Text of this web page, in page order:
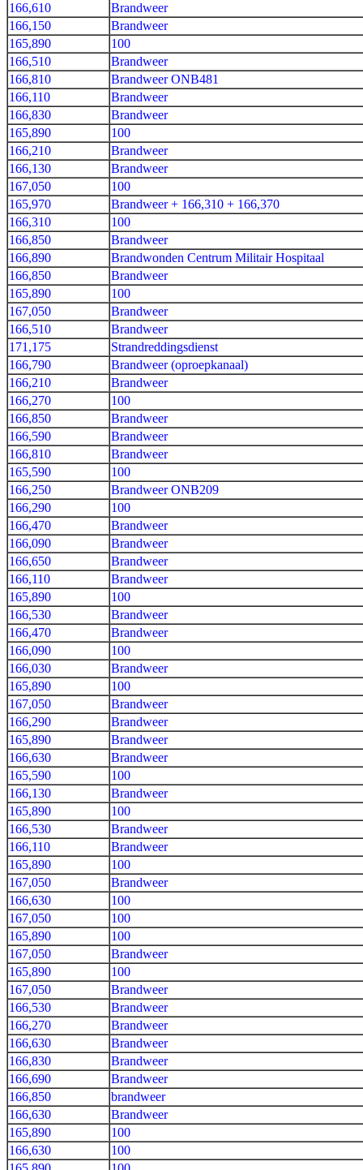
166,610
Brandweer
166,150
Brandweer
165,890
100
166,510
Brandweer
166,810
Brandweer ONB481
166,110
Brandweer
166,830
Brandweer
165,890
100
166,210
Brandweer
166,130
Brandweer
167,050
100
165,970
Brandweer + 166,310 + 166,370
166,310
100
166,850
Brandweer
166,890
Brandwonden Centrum Militair Hospitaal
166,850
Brandweer
165,890
100
167,050
Brandweer
166,510
Brandweer
171,175
Strandreddingsdienst
166,790
Brandweer (oproepkanaal)
166,210
Brandweer
166,270
100
166,850
Brandweer
166,590
Brandweer
166,810
Brandweer
165,590
100
166,250
Brandweer ONB209
166,290
100
166,470
Brandweer
166,090
Brandweer
166,650
Brandweer
166,110
Brandweer
165,890
100
166,530
Brandweer
166,470
Brandweer
166,090
100
166,030
Brandweer
165,890
100
167,050
Brandweer
166,290
Brandweer
165,890
Brandweer
166,630
Brandweer
165,590
100
166,130
Brandweer
165,890
100
166,530
Brandweer
166,110
Brandweer
165,890
100
167,050
Brandweer
166,630
100
167,050
100
165,890
100
167,050
Brandweer
165,890
100
167,050
Brandweer
166,530
Brandweer
166,270
Brandweer
166,630
Brandweer
166,830
Brandweer
166,690
Brandweer
166,850
brandweer
166,630
Brandweer
165,890
100
166,630
100